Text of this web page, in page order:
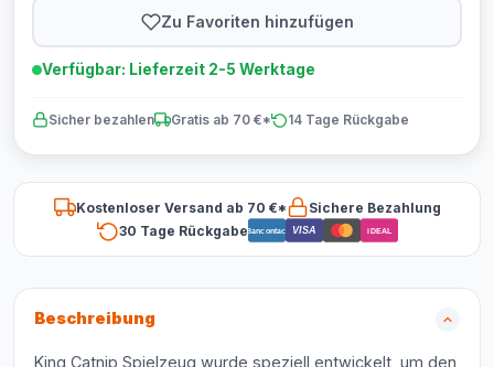
Zu Favoriten hinzufügen
Verfügbar: Lieferzeit 2-5 Werktage
Sicher bezahlen Gratis ab 70 €* 14 Tage Rückgabe
Kostenloser Versand ab 70 €*
Sichere Bezahlung
30 Tage RückgabeBancontact VISA iDEAL
Beschreibung
King Catnip Spielzeug wurde speziell entwickelt, um den